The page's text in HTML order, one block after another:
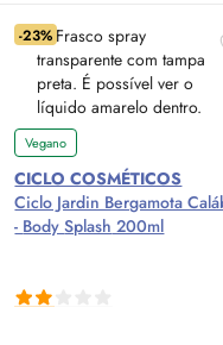
-23%
Vegano
CICLO COSMÉTICOS
Ciclo Jardin Bergamota
- BodySplash 200ml